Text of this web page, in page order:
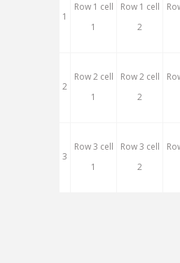
1
Row 1 cell
1
Row 1 cell
2
2
Row 2 cell
1
Row 2 cell
2
3
Row 3 cell
1
Row 3 cell
2